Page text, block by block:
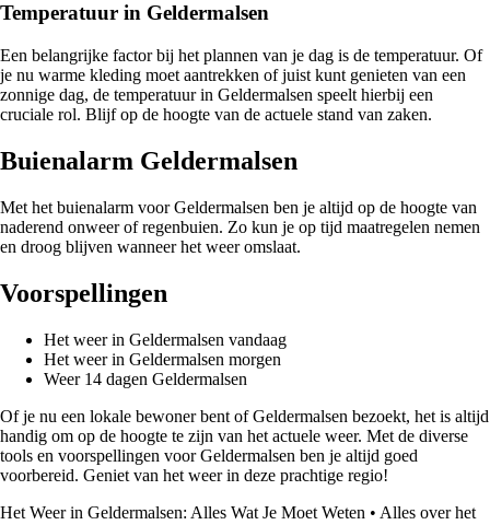
Temperatuur in Geldermalsen
Een belangrijke factor bij het plannen van je dag is de temperatuur. Of
je nu warme kleding moet aantrekken of juist kunt genieten van een
zonnige dag, de temperatuur in Geldermalsen speelt hierbij een
cruciale rol. Blijf op de hoogte van de actuele stand van zaken.
Buienalarm Geldermalsen
Met het buienalarm voor Geldermalsen ben je altijd op de hoogte van
naderend onweer of regenbuien. Zo kun je op tijd maatregelen nemen
en droog blijven wanneer het weer omslaat.
Voorspellingen
Het weer in Geldermalsen vandaag
Het weer in Geldermalsen morgen
Weer 14 dagen Geldermalsen
Of je nu een lokale bewoner bent of Geldermalsen bezoekt, het is altijd
handig om op de hoogte te zijn van het actuele weer. Met de diverse
tools en voorspellingen voor Geldermalsen ben je altijd goed
voorbereid. Geniet van het weer in deze prachtige regio!
Het Weer in Geldermalsen: Alles Wat Je Moet Weten • Alles over het